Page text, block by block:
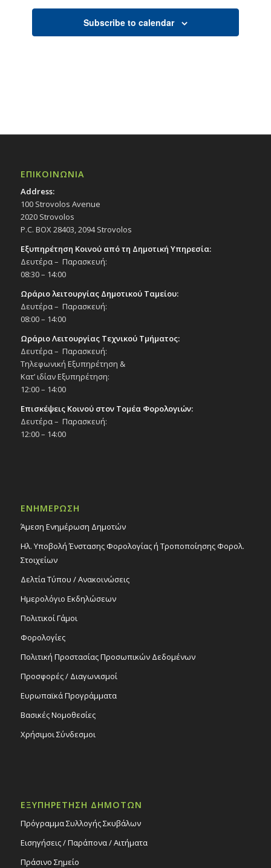
Subscribe to calendar
ΕΠΙΚΟΙΝΩΝΙΑ
Address:
100 Strovolos Avenue
2020 Strovolos
P.C. BOX 28403, 2094 Strovolos
Εξυπηρέτηση Κοινού από τη Δημοτική Υπηρεσία:
Δευτέρα – Παρασκευή:
08:30 – 14:00
Ωράριο λειτουργίας Δημοτικού Ταμείου:
Δευτέρα – Παρασκευή:
08:00 – 14:00
Ωράριο Λειτουργίας Τεχνικού Τμήματος:
Δευτέρα – Παρασκευή:
Τηλεφωνική Εξυπηρέτηση &
Κατ’ ιδίαν Εξυπηρέτηση:
12:00 – 14:00
Επισκέψεις Κοινού στον Τομέα Φορολογιών:
Δευτέρα – Παρασκευή:
12:00 – 14:00
ΕΝΗΜΕΡΩΣΗ
Άμεση Ενημέρωση Δημοτών
Ηλ. Υποβολή Ένστασης Φορολογίας ή Τροποποίησης Φορολ.
Στοιχείων
Δελτία Τύπου / Ανακοινώσεις
Ημερολόγιο Εκδηλώσεων
Πολιτικοί Γάμοι
Φορολογίες
Πολιτική Προστασίας Προσωπικών Δεδομένων
Προσφορές / Διαγωνισμοί
Ευρωπαϊκά Προγράμματα
Βασικές Νομοθεσίες
Χρήσιμοι Σύνδεσμοι
ΕΞΥΠΗΡΕΤΗΣΗ ΔΗΜΟΤΩΝ
Πρόγραμμα Συλλογής Σκυβάλων
Εισηγήσεις / Παράπονα / Αιτήματα
Πράσινο Σημείο